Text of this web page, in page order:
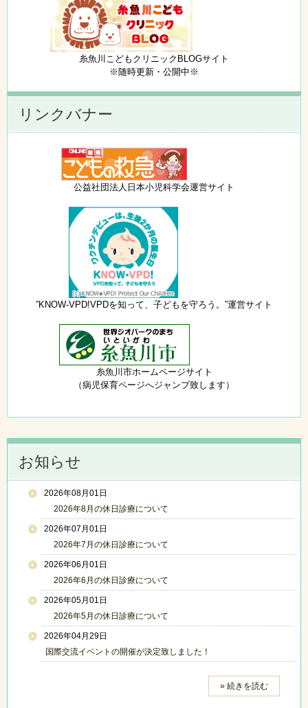
糸魚川こどもクリニックBLOGサイト
※随時更新・公開中※
リンクバナー
公益社団法人日本小児科学会運営サイト
”KNOW-VPD!VPDを知って、子どもを守ろう。”運営サイト
糸魚川市ホームページサイト
（病児保育ページへジャンプ致します）
お知らせ
2026年08月01日
2026年8月の休日診療について
2026年07月01日
2026年7月の休日診療について
2026年06月01日
2026年6月の休日診療について
2026年05月01日
2026年5月の休日診療について
2026年04月29日
国際交流イベントの開催が決定致しました！
» 続きを読む